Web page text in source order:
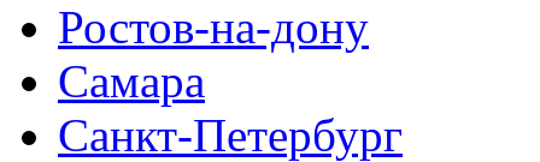
Ростов-на-дону
Самара
Санкт-Петербург